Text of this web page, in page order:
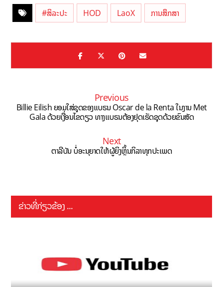
#ສິລະປະ HOD LaoX ການສຶກສາ
Previous
Billie Eilish ຍອມໃສ່ຊຸດຂອງແບຣນ Oscar de la Renta ໃນງານ Met
Gala ດ້ວຍເງື່ອນໄຂດຽວ ທາງແບຣນຕ້ອງຢຸດເຮັດຊຸດດ້ວຍຂົນສັດ
Next
ຕາລີບັນ ບໍ່ອະນຸຍາດໃຫ້ຜູ້ຍິງຫຼິ້ນກິລາທຸກປະເພດ
ຂ່າວທີ່ກ່ຽວຂ້ອງ ...